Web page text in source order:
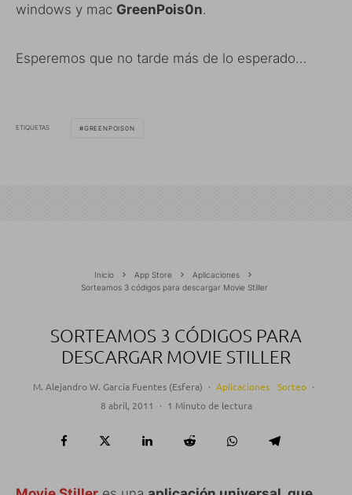
windows y mac GreenPois0n.
Esperemos que no tarde más de lo esperado…
ETIQUETAS GREENPOIS0N
Inicio App Store
Aplicaciones
Sorteamos 3 códigos para descargar Movie Stiller
SORTEAMOS 3 CÓDIGOS PARA
DESCARGAR MOVIE STILLER
M. Alejandro W. García Fuentes (Esfera) · Aplicaciones Sorteo ·
8 abril, 2011
· 1 Minuto de lectura